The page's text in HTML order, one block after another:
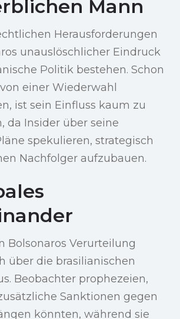
Mann
Herausforderungen
unauslöschlicher Eindruck
Politik bestehen. Schon
einer Wiederwahl
ist sein Einfluss kaum zu
da Insider über seine
spekulieren, strategisch
Nachfolger aufzubauen.
Bolsonaros Verurteilung
über die brasilianischen
Beobachter prophezeien,
Sanktionen gegen
könnten, während sie